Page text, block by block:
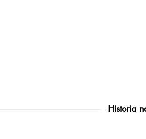
Historia